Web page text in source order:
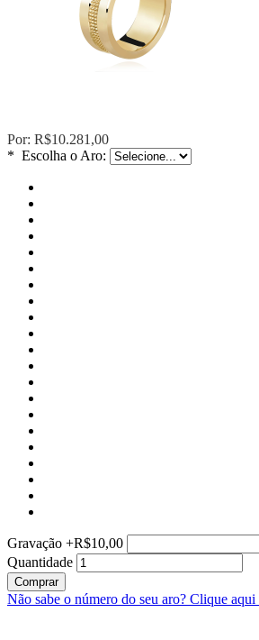
Por: R$10.281,00
* Escolha o Aro:
Gravação +R$10,00
Quantidade
Comprar
Não sabe o número do seu aro? Clique aqui